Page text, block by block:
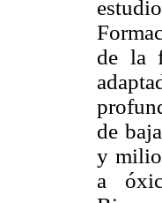
de la
de
y
a